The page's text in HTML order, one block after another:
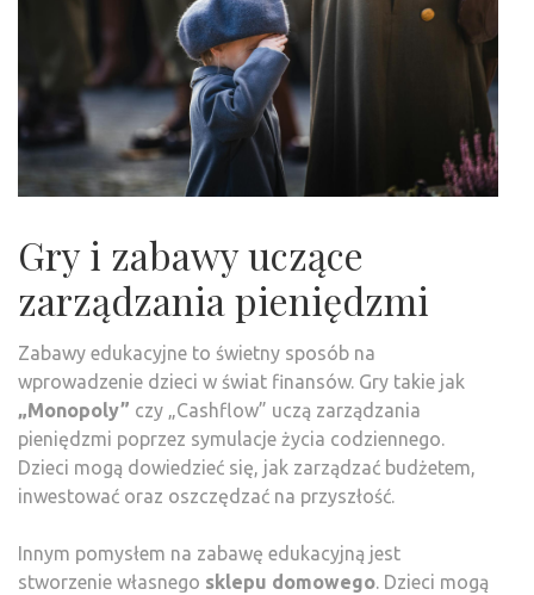
Gry i zabawy uczące
zarządzania pieniędzmi
Zabawy edukacyjne to świetny sposób na
wprowadzenie dzieci w świat finansów. Gry takie jak
„Monopoly” czy „Cashflow” uczą zarządzania
pieniędzmi poprzez symulacje życia codziennego.
Dzieci mogą dowiedzieć się, jak zarządzać budżetem,
inwestować oraz oszczędzać na przyszłość.
Innym pomysłem na zabawę edukacyjną jest
stworzenie własnego sklepu domowego. Dzieci mogą